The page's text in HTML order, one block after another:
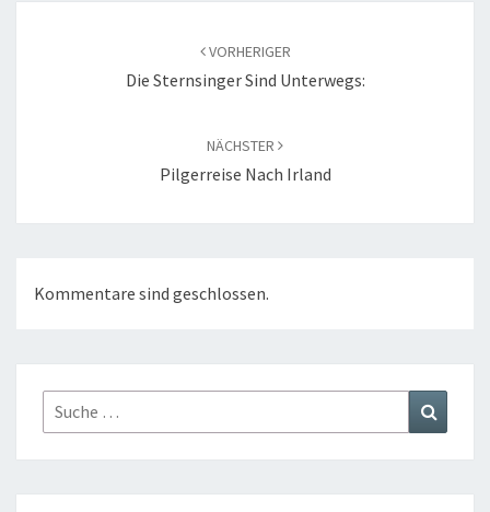
VORHERIGER
Die Sternsinger Sind Unterwegs:
NÄCHSTER
Pilgerreise Nach Irland
Kommentare sind geschlossen.
Suche
nach: